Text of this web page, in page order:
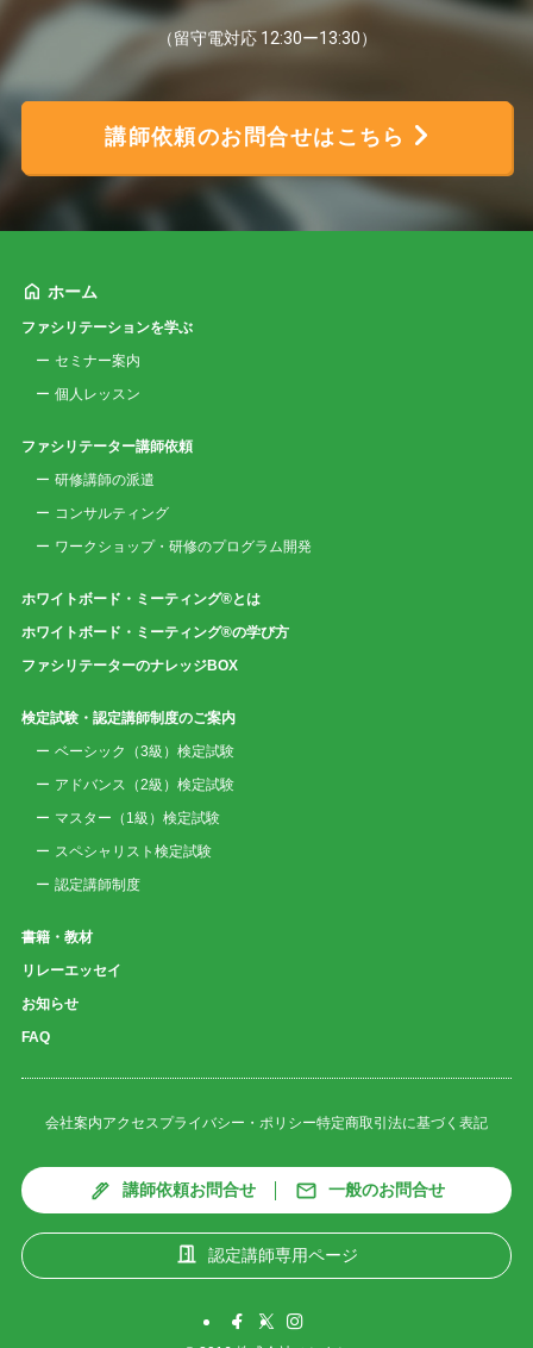
（留守電対応 12:30ー13:30）
講師依頼のお問合せはこちら
ホーム
ファシリテーションを学ぶ
セミナー案内
個人レッスン
ファシリテーター講師依頼
研修講師の派遣
コンサルティング
ワークショップ・研修のプログラム開発
ホワイトボード・ミーティング®とは
ホワイトボード・ミーティング®の学び方
ファシリテーターのナレッジBOX
検定試験・認定講師制度のご案内
ベーシック（3級）検定試験
アドバンス（2級）検定試験
マスター（1級）検定試験
スペシャリスト検定試験
認定講師制度
書籍・教材
リレーエッセイ
お知らせ
FAQ
会社案内アクセスプライバシー・ポリシー特定商取引法に基づく表記
講師依頼お問合せ 一般のお問合せ
認定講師専用ページ